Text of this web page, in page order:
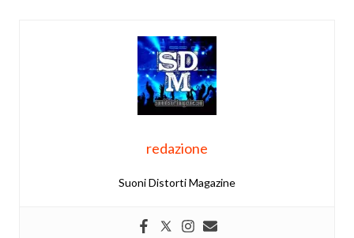
redazione
Suoni Distorti Magazine